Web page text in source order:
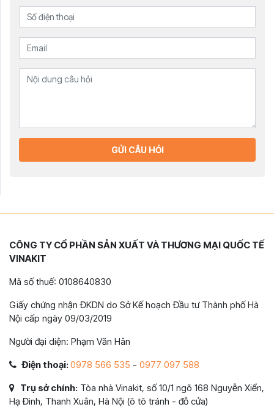
GỬI CÂU HỎI
CÔNG TY CỔ PHẦN SẢN XUẤT VÀ THƯƠNG MẠI QUỐC TẾ
VINAKIT
Mã số thuế: 0108640830
Giấy chứng nhận ĐKDN do Sở Kế hoạch Đầu tư Thành phố Hà
Nội cấp ngày 09/03/2019
Người đại diện: Phạm Văn Hân
Điện thoại:0978 566 535 - 0977 097 588
Trụ sở chính: Tòa nhà Vinakit, số 10/1 ngõ 168 Nguyễn Xiển,
Hạ Đình, Thanh Xuân, Hà Nội (ô tô tránh - đỗ cửa)